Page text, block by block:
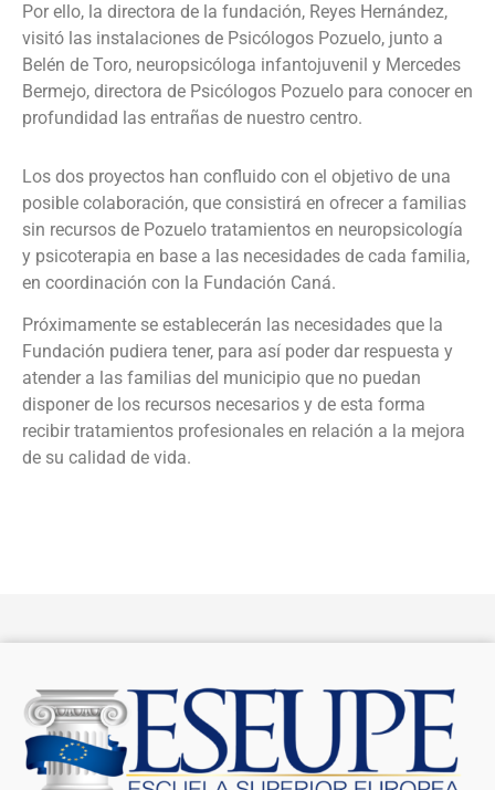
Por ello, la directora de la fundación, Reyes Hernández,
visitó las instalaciones de Psicólogos Pozuelo, junto a
Belén de Toro, neuropsicóloga infantojuvenil y Mercedes
Bermejo, directora de Psicólogos Pozuelo para conocer en
profundidad las entrañas de nuestro centro.
Los dos proyectos han confluido con el objetivo de una
posible colaboración, que consistirá en ofrecer a familias
sin recursos de Pozuelo tratamientos en neuropsicología
y psicoterapia en base a las necesidades de cada familia,
en coordinación con la Fundación Caná.
Próximamente se establecerán las necesidades que la
Fundación pudiera tener, para así poder dar respuesta y
atender a las familias del municipio que no puedan
disponer de los recursos necesarios y de esta forma
recibir tratamientos profesionales en relación a la mejora
de su calidad de vida.